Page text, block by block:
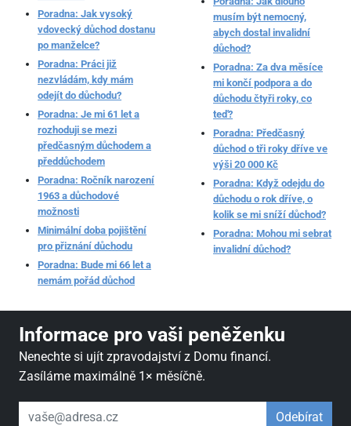
Poradna: Jak vysoký
vdovecký důchod dostanu
po manželce?
Poradna: Práci již
nezvládám, kdy mám
odejít do důchodu?
Poradna: Je mi 61 let a
rozhoduji se mezi
předčasným důchodem a
předdůchodem
Poradna: Ročník narození
1963 a důchodové
možnosti
Minimální doba pojištění
pro přiznání důchodu
Poradna: Bude mi 66 let a
nemám pořád důchod
musím být nemocný,
abych dostal invalidní
důchod?
Poradna: Za dva měsíce
mi končí podpora a do
důchodu čtyři roky, co
teď?
Poradna: Předčasný
důchod o tři roky dříve ve
výši 20 000 Kč
Poradna: Když odejdu do
důchodu o rok dříve, o
kolik se mi sníží důchod?
Poradna: Mohou mi sebrat
invalidní důchod?
Informace pro vaši peněženku
Nenechte si ujít zpravodajství z Domu financí.
Zasíláme maximálně 1× měsíčně.
váš email Odebírat